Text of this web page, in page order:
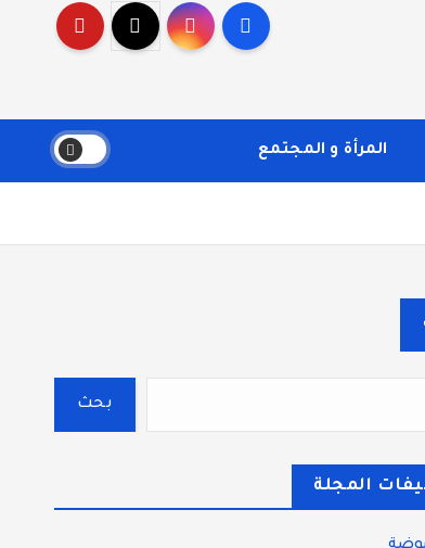
إلى أقسام ليسهل التنقل ويضمن تقديم تجربة
المرأة و المجتمع
بحث
المجلة